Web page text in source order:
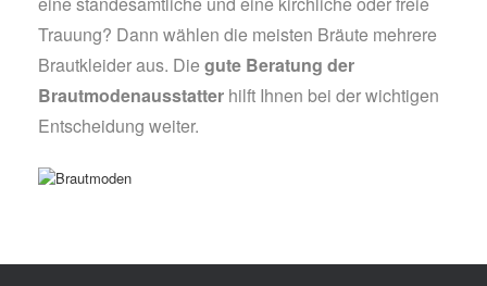
Trauung? Dann wählen die meisten Bräute mehrere
Brautkleider aus. Die gute Beratung der
Brautmodenausstatter hilft Ihnen bei der wichtigen
Entscheidung weiter.